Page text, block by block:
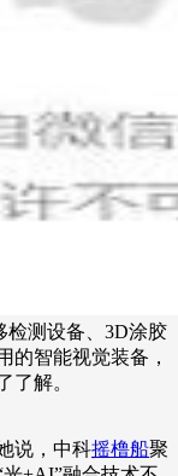
检测设备、3D涂胶
的智能视觉装备，
了解。
说，中科摇橹船聚